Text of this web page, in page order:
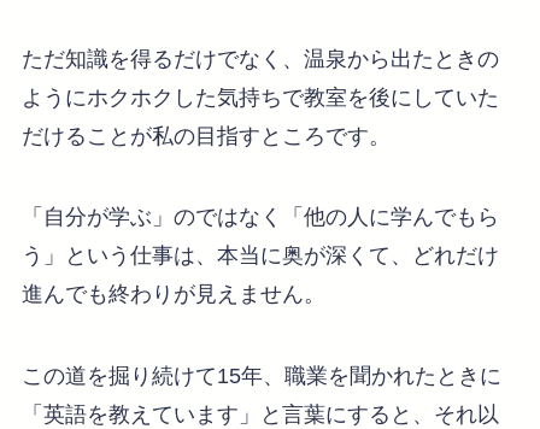
ただ知識を得るだけでなく、温泉から出たときの
ようにホクホクした気持ちで教室を後にしていた
だけることが私の目指すところです。
「自分が学ぶ」のではなく「他の人に学んでもら
う」という仕事は、本当に奥が深くて、どれだけ
進んでも終わりが見えません。
この道を掘り続けて15年、職業を聞かれたときに
「英語を教えています」と言葉にすると、それ以